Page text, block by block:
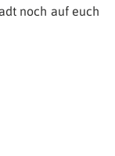
noch auf euch